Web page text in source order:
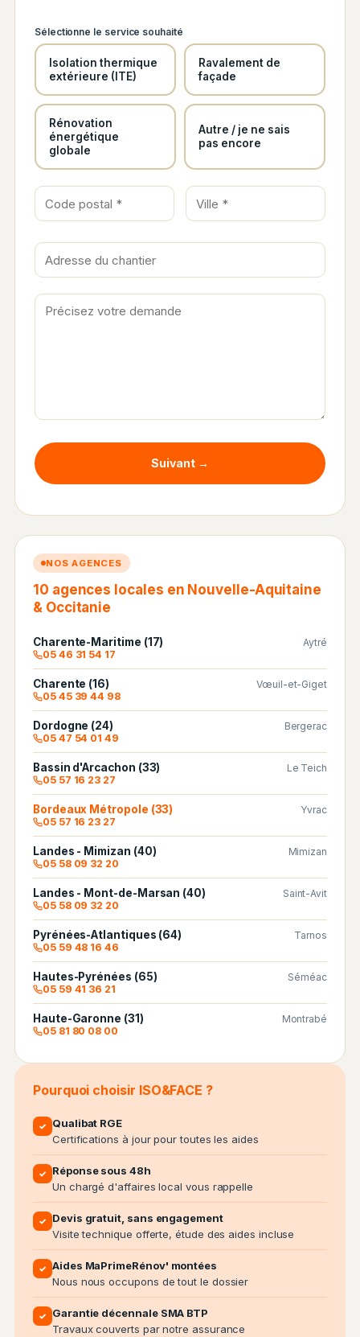
Sélectionne le service souhaité
Isolation thermique
extérieure (ITE)
Ravalement de
façade
Rénovation
énergétique
globale
Autre / je ne sais
pas encore
Suivant →
NOS AGENCES
10 agences locales en Nouvelle-Aquitaine
& Occitanie
Charente-Maritime (17)
Aytré
05 46 31 54 17
Charente (16)
Vœuil-et-Giget
05 45 39 44 98
Dordogne (24)
Bergerac
05 47 54 01 49
Bassin d'Arcachon (33)
Le Teich
05 57 16 23 27
Bordeaux Métropole (33)
Yvrac
05 57 16 23 27
Landes - Mimizan (40)
Mimizan
05 58 09 32 20
Landes - Mont-de-Marsan (40)
Saint-Avit
05 58 09 32 20
Pyrénées-Atlantiques (64)
Tarnos
05 59 48 16 46
Hautes-Pyrénées (65)
Séméac
05 59 41 36 21
Haute-Garonne (31)
Montrabé
05 81 80 08 00
Pourquoi choisir ISO&FACE ?
✓
Qualibat RGE
Certifications à jour pour toutes les aides
✓
Réponse sous 48h
Un chargé d'affaires local vous rappelle
✓
Devis gratuit, sans engagement
Visite technique offerte, étude des aides incluse
✓ Aides MaPrimeRénov' montées
Nous nous occupons de tout le dossier
✓
Garantie décennale SMA BTP
Travaux couverts par notre assurance